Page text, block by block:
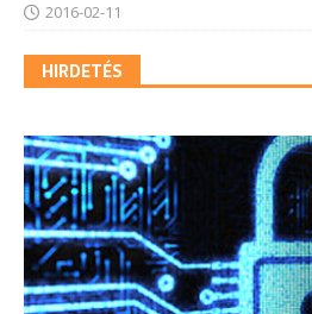
2016-02-11
HIRDETÉS